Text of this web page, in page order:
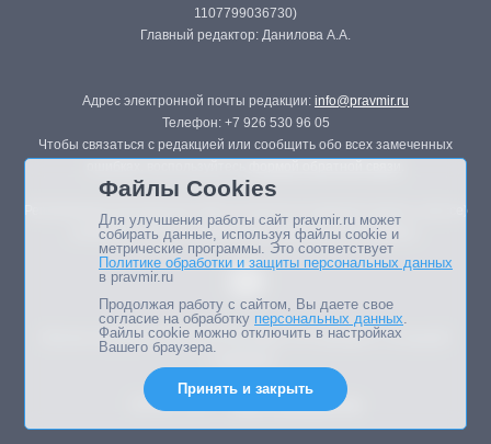
1107799036730)
Главный редактор: Данилова А.А.
Адрес электронной почты редакции: info@pravmir.ru
Телефон: +7 926 530 96 05
Чтобы связаться с редакцией или сообщить обо всех замеченных
Републикация материалов сайта в печатных изданиях (книгах, прессе)
возможна только с письменного разрешения редакции.
Мнение авторов статей портала может не совпадать с позицией
Дизайн сайта -
Файлы Cookies
Для улучшения работы сайт pravmir.ru может
собирать данные, используя файлы cookie и
метрические программы. Это соответствует
Политике обработки и защиты персональных данных
в pravmir.ru
Продолжая работу с сайтом, Вы даете свое
согласие на обработку персональных данных.
Файлы cookie можно отключить в настройках
Вашего браузера.
Принять и закрыть